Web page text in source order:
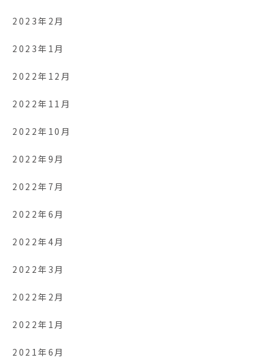
2023年2月
2023年1月
2022年12月
2022年11月
2022年10月
2022年9月
2022年7月
2022年6月
2022年4月
2022年3月
2022年2月
2022年1月
2021年6月